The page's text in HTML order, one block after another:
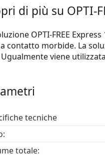
di più su OPTI-
OPTI-FREE
contatto morbide. La
viene
tecniche
totale: